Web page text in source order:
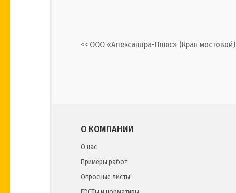
<< ООО «Александра-Плюс» (Кран мостовой)
О КОМПАНИИ
О нас
Примеры работ
Опросные листы